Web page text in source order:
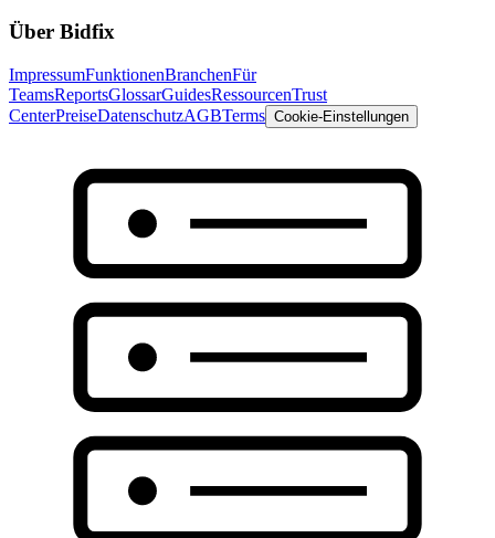
Über Bidfix
ImpressumFunktionenBranchenFür
TeamsReportsGlossarGuidesRessourcenTrust
CenterPreiseDatenschutzAGBTerms Cookie-Einstellungen